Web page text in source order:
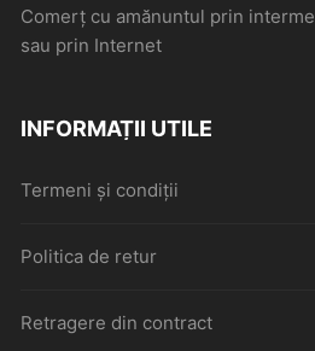
Comerţ cu amănuntul prin
sau prin Internet
INFORMAȚII UTILE
Termeni și condiții
Politica de retur
Retragere din contract